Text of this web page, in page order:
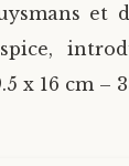
et
x 16 cm –